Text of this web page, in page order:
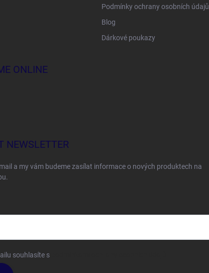
Podmínky ochrany osobních údajů
Blog
Dárkové poukazy
ONLINE
NEWSLETTER
a my vám budeme zasílat informace o nových produktech na
souhlasíte s